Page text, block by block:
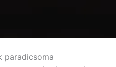
paradicsoma